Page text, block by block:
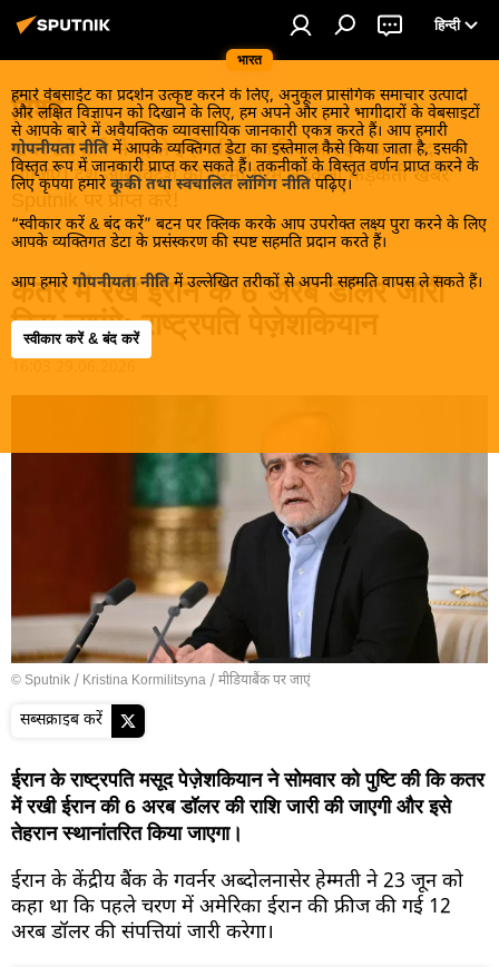
भारत
हिन्दी
हमारे वेबसाईट का प्रदर्शन उत्कृष्ट करने के लिए, अनुकूल प्रासंगिक समाचार उत्पादों
और लक्षित विज्ञापन को दिखाने के लिए, हम अपने और हमारे भागीदारों के वेबसाइटों
से आपके बारे में अवैयक्तिक व्यावसायिक जानकारी एकत्र करते हैं। आप हमारी
गोपनीयता नीति में आपके व्यक्तिगत डेटा का इस्तेमाल कैसे किया जाता है, इसकी
विस्तृत रूप में जानकारी प्राप्त कर सकते हैं। तकनीकों के विस्तृत वर्णन प्राप्त करने के
लिए कृपया हमारे कूकी तथा स्वचालित लॉगिंग नीति पढ़िए।
“स्वीकार करें & बंद करें” बटन पर क्लिक करके आप उपरोक्त लक्ष्य पुरा करने के लिए
आपके व्यक्तिगत डेटा के प्रसंस्करण की स्पष्ट सहमति प्रदान करते हैं।
आप हमारे गोपनीयता नीति में उल्लेखित तरीकों से अपनी सहमति वापस ले सकते हैं।
स्वीकार करें & बंद करें
विश्व
खबरें ठंडे होने से पहले इन्हें पढ़िए, जानिए और इनका आनंद
लीजिए। देश और विदेश की गरमा गरम तड़कती फड़कती खबरें
Sputnik पर प्राप्त करें!
कतर में रखे ईरान के 6 अरब डॉलर जारी
किए जाएंगे: राष्ट्रपति पेज़ेशकियान
© Sputnik / Kristina Kormilitsyna /मीडियाबैंक पर जाएं
सब्सक्राइब करें
ईरान के राष्ट्रपति मसूद पेज़ेशकियान ने सोमवार को पुष्टि की कि कतर
में रखी ईरान की 6 अरब डॉलर की राशि जारी की जाएगी और इसे
तेहरान स्थानांतरित किया जाएगा।
ईरान के केंद्रीय बैंक के गवर्नर अब्दोलनासेर हेम्मती ने 23 जून को
कहा था कि पहले चरण में अमेरिका ईरान की फ्रीज की गई 12
अरब डॉलर की संपत्तियां जारी करेगा।